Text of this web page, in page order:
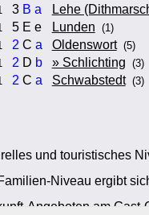
3 B a Lehe
5 E e Lunden (1)
2 C a Oldenswort (5)
2 D b » Schlichting (3)
2 C a Schwabstedt (3)
und touristisches
Niveau ergibt
Angeboten am Gast-